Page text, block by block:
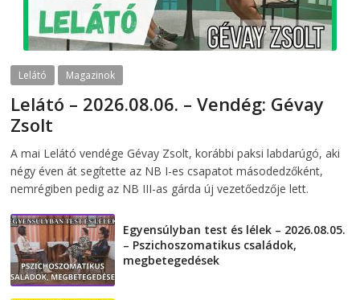
Lelátó Magazinok
Lelátó – 2026.08.06. – Vendég: Gévay
Zsolt
A mai Lelátó vendége Gévay Zsolt, korábbi paksi labdarúgó, aki
négy éven át segítette az NB I-es csapatot másodedzőként,
nemrégiben pedig az NB III-as gárda új vezetőedzője lett.
Egyensúlyban test és lélek – 2026.08.05.
– Pszichoszomatikus családok,
megbetegedések